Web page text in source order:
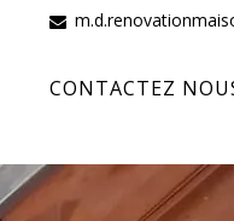
CONTACTEZ